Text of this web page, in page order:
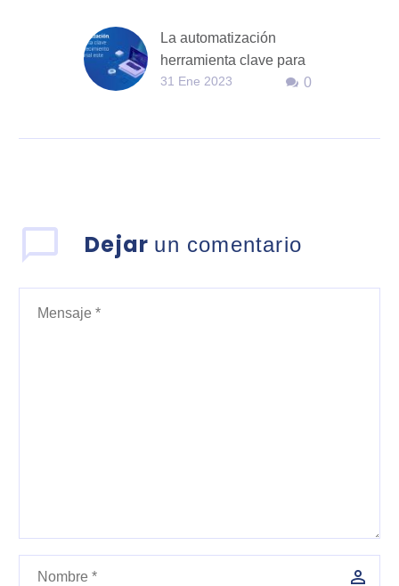
La automatización
herramienta clave para
el crecimiento
0
31 Ene 2023
Dejar un comentario